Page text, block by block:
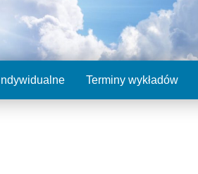
Terminy wykładów